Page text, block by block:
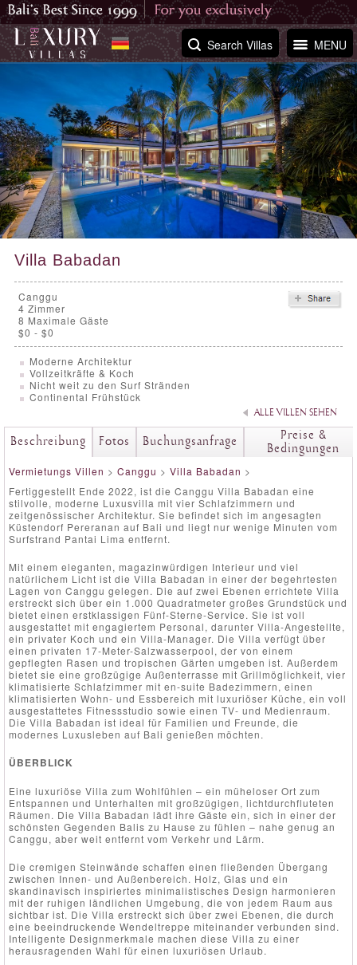
MENU
Search Villas
Villa Babadan
Canggu
4 Zimmer
8 Maximale Gäste
$0 - $0
Moderne Architektur
Vollzeitkräfte & Koch
Nicht weit zu den Surf Stränden
Continental Frühstück
ALLE VILLEN SEHEN
Beschreibung Fotos Buchungsanfrage
Preise &
Bedingungen
Vermietungs Villen > Canggu > Villa Babadan >
Fertiggestellt Ende 2022, ist die Canggu Villa Babadan eine
stilvolle, moderne Luxusvilla mit vier Schlafzimmern und
zeitgenössischer Architektur. Sie befindet sich im angesagten
Küstendorf Pereranan auf Bali und liegt nur wenige Minuten vom
Surfstrand Pantai Lima entfernt.
Mit einem eleganten, magazinwürdigen Interieur und viel
natürlichem Licht ist die Villa Babadan in einer der begehrtesten
Lagen von Canggu gelegen. Die auf zwei Ebenen errichtete Villa
erstreckt sich über ein 1.000 Quadratmeter großes Grundstück und
bietet einen erstklassigen Fünf-Sterne-Service. Sie ist voll
ausgestattet mit engagiertem Personal, darunter Villa-Angestellte,
ein privater Koch und ein Villa-Manager. Die Villa verfügt über
einen privaten 17-Meter-Salzwasserpool, der von einem
gepflegten Rasen und tropischen Gärten umgeben ist. Außerdem
bietet sie eine großzügige Außenterrasse mit Grillmöglichkeit, vier
klimatisierte Schlafzimmer mit en-suite Badezimmern, einen
klimatisierten Wohn- und Essbereich mit luxuriöser Küche, ein voll
ausgestattetes Fitnessstudio sowie einen TV- und Medienraum.
Die Villa Babadan ist ideal für Familien und Freunde, die
modernes Luxusleben auf Bali genießen möchten.
ÜBERBLICK
Eine luxuriöse Villa zum Wohlfühlen – ein müheloser Ort zum
Entspannen und Unterhalten mit großzügigen, lichtdurchfluteten
Räumen. Die Villa Babadan lädt ihre Gäste ein, sich in einer der
schönsten Gegenden Balis zu Hause zu fühlen – nahe genug an
Canggu, aber weit entfernt vom Verkehr und Lärm.
Die cremigen Steinwände schaffen einen fließenden Übergang
zwischen Innen- und Außenbereich. Holz, Glas und ein
skandinavisch inspiriertes minimalistisches Design harmonieren
mit der ruhigen ländlichen Umgebung, die von jedem Raum aus
sichtbar ist. Die Villa erstreckt sich über zwei Ebenen, die durch
eine beeindruckende Wendeltreppe miteinander verbunden sind.
Intelligente Designmerkmale machen diese Villa zu einer
herausragenden Wahl für einen luxuriösen Urlaub.